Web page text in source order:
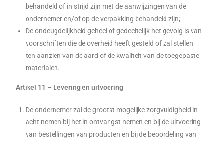
behandeld of in strijd zijn met de aanwijzingen van de
ondernemer en/of op de verpakking behandeld zijn;
De ondeugdelijkheid geheel of gedeeltelijk het gevolg is van
voorschriften die de overheid heeft gesteld of zal stellen
ten aanzien van de aard of de kwaliteit van de toegepaste
materialen.
Artikel 11 – Levering en uitvoering
De ondernemer zal de grootst mogelijke zorgvuldigheid in
acht nemen bij het in ontvangst nemen en bij de uitvoering
van bestellingen van producten en bij de beoordeling van